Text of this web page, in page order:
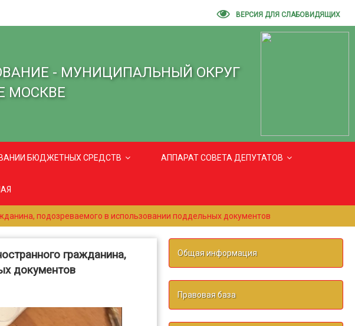
ВЕРСИЯ ДЛЯ СЛАБОВИДЯЩИХ
- МУНИЦИПАЛЬНЫЙ ОКРУГ
МОСКВЕ
БЮДЖЕТНЫХ СРЕДСТВ АППАРАТ СОВЕТА ДЕПУТАТОВ
подозреваемого в использовании поддельных документов
гражданина,
документов
Общая информация
Правовая база